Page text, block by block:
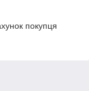
покупця